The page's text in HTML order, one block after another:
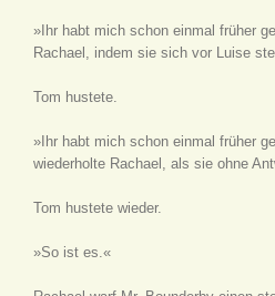
»Ihr habt mich schon einmal früher
Rachael, indem sie sich vor Luise
Tom hustete.
»Ihr habt mich schon einmal früher
wiederholte Rachael, als sie ohne
Tom hustete wieder.
»So ist es.«